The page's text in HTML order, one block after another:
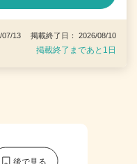
07/13 掲載終了日： 2026/08/10
掲載終了まであと1日